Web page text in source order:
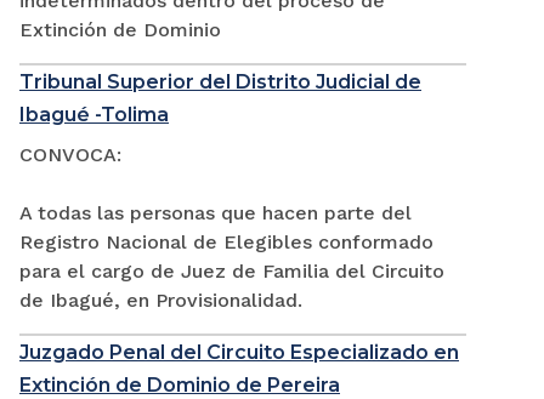
Extinción de Dominio
Tribunal Superior del Distrito Judicial de
Ibagué -Tolima
CONVOCA:
A todas las personas que hacen parte del
Registro Nacional de Elegibles conformado
para el cargo de Juez de Familia del Circuito
de Ibagué, en Provisionalidad.
Juzgado Penal del Circuito Especializado en
Extinción de Dominio de Pereira